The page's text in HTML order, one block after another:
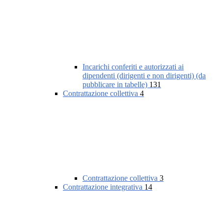
Incarichi conferiti e autorizzati ai
dipendenti (dirigenti e non dirigenti) (da
pubblicare in tabelle) 131
Contrattazione collettiva 4
Contrattazione collettiva 3
Contrattazione integrativa 14